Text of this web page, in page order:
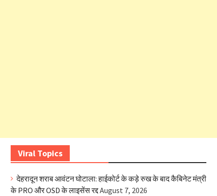
Viral Topics
देहरादून शराब आवंटन घोटाला: हाईकोर्ट के कड़े रुख के बाद कैबिनेट मंत्री
के PRO और OSD के लाइसेंस रद्दAugust 7, 2026